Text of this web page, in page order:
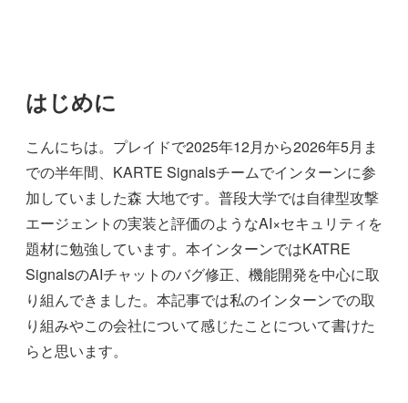
はじめに
こんにちは。プレイドで2025年12月から2026年5月ま
での半年間、KARTE Signalsチームでインターンに参
加していました森 大地です。普段大学では自律型攻撃
エージェントの実装と評価のようなAI×セキュリティを
題材に勉強しています。本インターンではKATRE
SignalsのAIチャットのバグ修正、機能開発を中心に取
り組んできました。本記事では私のインターンでの取
り組みやこの会社について感じたことについて書けた
らと思います。